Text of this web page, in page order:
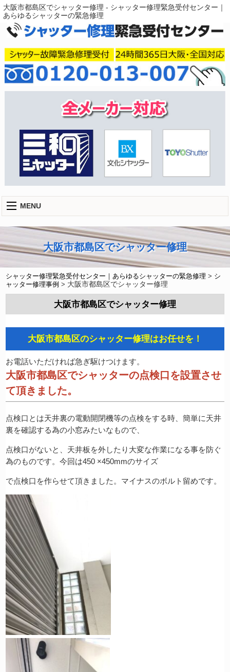
大阪市都島区でシャッター修理 - シャッター修理緊急受付センター｜
あらゆるシャッターの緊急修理
MENU
大阪市都島区でシャッター修理
シャッター修理緊急受付センター｜あらゆるシャッターの緊急修理 > シ
ャッター修理事例 > 大阪市都島区でシャッター修理
大阪市都島区でシャッター修理
大阪市都島区のシャッター修理はお任せを！
お電話いただければ急ぎ駆けつけます。
大阪市都島区でシャッターの点検口を設置させ
て頂きました。
点検口とは天井裏の電動開閉機等の点検をする時、簡単に天井
裏を確認する為の小窓みたいなもので、
点検口がないと、天井板を外したり大変な作業になる事を防ぐ
為のものです。今回は450 ×450mmのサイズ
で点検口を作らせて頂きました。マイナスのボルト留めです。